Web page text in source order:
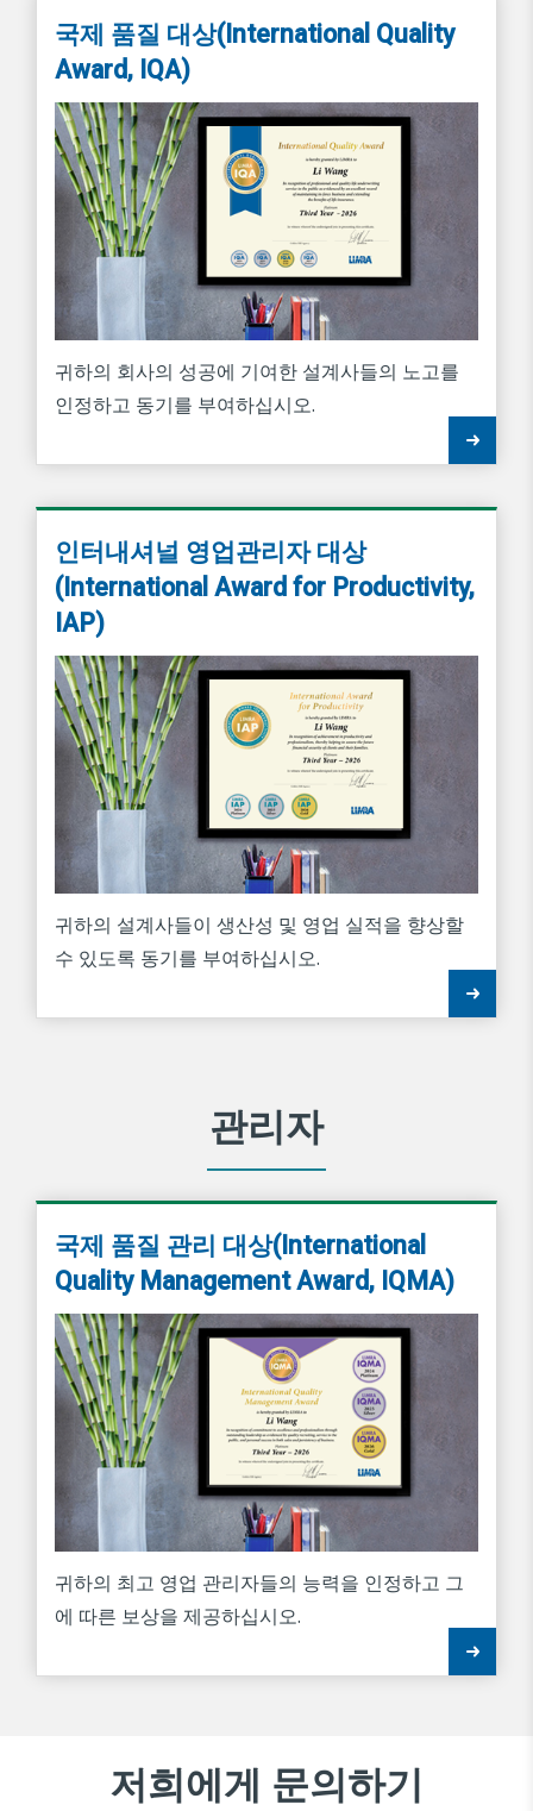
국제 품질 대상(International Quality
Award, IQA)
귀하의 회사의 성공에 기여한 설계사들의 노고를
인정하고 동기를 부여하십시오.
인터내셔널 영업관리자 대상
(International Award for Productivity,
IAP)
귀하의 설계사들이 생산성 및 영업 실적을 향상할
수 있도록 동기를 부여하십시오.
관리자
국제 품질 관리 대상(International
Quality Management Award, IQMA)
귀하의 최고 영업 관리자들의 능력을 인정하고 그
에 따른 보상을 제공하십시오.
저희에게 문의하기